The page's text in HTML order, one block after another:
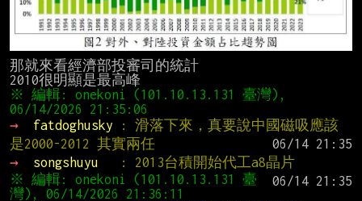
那就來看經濟部投審司的統計
※ 編輯: onekoni (101.10.13.131 臺灣),
→
fatdoghusky
: 滑落下來，真要說中國磁吸應該
是2000-2012 其實兩任
→
songshuyu
: 2013台積開始代工a8晶片
※ 編輯: onekoni (101.10.13.131 臺